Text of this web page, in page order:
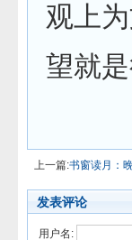
观上
望就是
上一篇:书窗读月：
发表评论
用户名: